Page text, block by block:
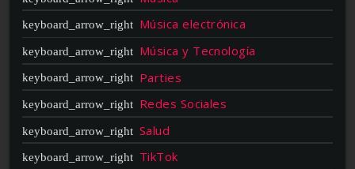
Música electrónica
Música y Tecnología
Parties
Redes Sociales
Salud
TikTok